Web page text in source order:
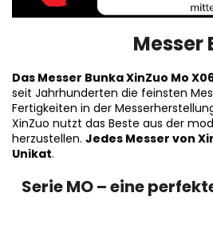
Messer
Das Messer Bunka XinZuo Mo
seit Jahrhunderten die feinsten
Fertigkeiten in der
XinZuo nutzt das Beste aus der
herzustellen. Jedes Messer von
Unikat.
Serie MO – eine